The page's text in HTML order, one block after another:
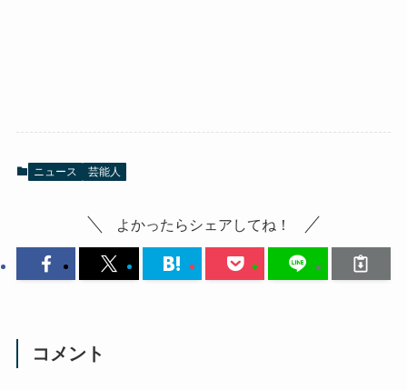
ニュース 芸能人
よかったらシェアしてね！
コメント